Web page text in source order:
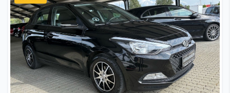
Bluetooth
Delvis lædersæder